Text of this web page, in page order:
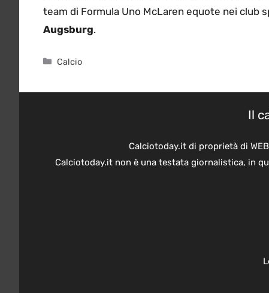
team di Formula Uno McLaren equote nei club
Augsburg.
Categorie
Calcio
Il
Calciotoday.it di proprietà di
Calciotoday.it non è una testata giornalistica, in